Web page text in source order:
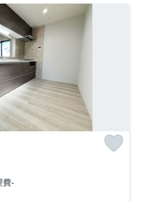
費-